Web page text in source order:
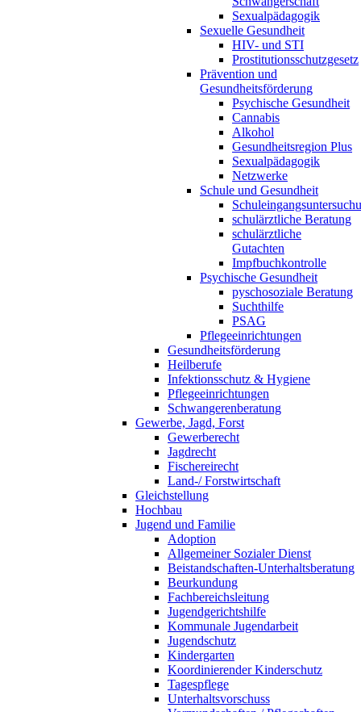
Sexualpädagogik
Sexuelle Gesundheit
HIV- und STI
Prostitutionsschutzgesetz
Prävention und
Gesundheitsförderung
Psychische Gesundheit
Cannabis
Alkohol
Gesundheitsregion Plus
Sexualpädagogik
Netzwerke
Schule und Gesundheit
schulärztliche Beratung
schulärztliche
Gutachten
Impfbuchkontrolle
Psychische Gesundheit
pyschosoziale Beratung
Suchthilfe
PSAG
Pflegeeinrichtungen
Gesundheitsförderung
Heilberufe
Infektionsschutz & Hygiene
Pflegeeinrichtungen
Schwangerenberatung
Gewerbe, Jagd, Forst
Gewerberecht
Jagdrecht
Fischereirecht
Land-/ Forstwirtschaft
Gleichstellung
Hochbau
Jugend und Familie
Adoption
Allgemeiner Sozialer Dienst
Beistandschaften-Unterhaltsberatung
Beurkundung
Fachbereichsleitung
Jugendgerichtshilfe
Kommunale Jugendarbeit
Jugendschutz
Kindergarten
Koordinierender Kinderschutz
Tagespflege
Unterhaltsvorschuss